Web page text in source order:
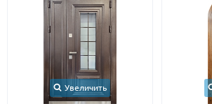
С реечным дизайном (29)
ПО НАЗНАЧЕНИЮ
ПО ОСОБЕННОСТЯМ
ПО КОНСТРУКЦИИ
Увеличить